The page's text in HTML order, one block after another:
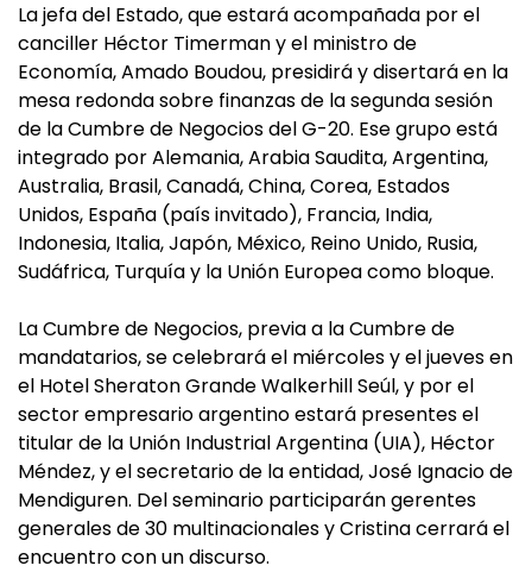
La jefa del Estado, que estará acompañada por el
canciller Héctor Timerman y el ministro de
Economía, Amado Boudou, presidirá y disertará en la
mesa redonda sobre finanzas de la segunda sesión
de la Cumbre de Negocios del G-20. Ese grupo está
integrado por Alemania, Arabia Saudita, Argentina,
Australia, Brasil, Canadá, China, Corea, Estados
Unidos, España (país invitado), Francia, India,
Indonesia, Italia, Japón, México, Reino Unido, Rusia,
Sudáfrica, Turquía y la Unión Europea como bloque.
La Cumbre de Negocios, previa a la Cumbre de
mandatarios, se celebrará el miércoles y el jueves en
el Hotel Sheraton Grande Walkerhill Seúl, y por el
sector empresario argentino estará presentes el
titular de la Unión Industrial Argentina (UIA), Héctor
Méndez, y el secretario de la entidad, José Ignacio de
Mendiguren. Del seminario participarán gerentes
generales de 30 multinacionales y Cristina cerrará el
encuentro con un discurso.